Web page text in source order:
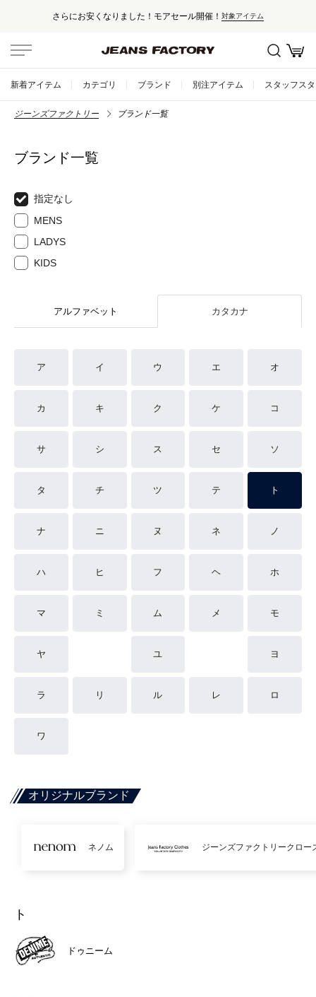
さらにお安くなりました！モアセール開催！ 対象アイテム
新着アイテム カテゴリ ブランド 別注アイテム スタッフス
ジーンズファクトリー ブランド一覧
ブランド一覧
指定なし
MENS
LADYS
KIDS
アルファベット カタカナ
ア イ ウ エ オ
カ キ ク ケ コ
サ シ ス セ ソ
タ チ ツ テ ト
ナ ニ ヌ ネ ノ
ハ ヒ フ ヘ ホ
マ ミ ム メ モ
ヤ ユ ヨ
ラ リ ル レ ロ
ワ
オリジナルブランド
ネノム ジーンズファクトリークロー
ト
ドゥニーム